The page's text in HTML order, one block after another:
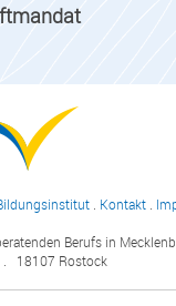
Kontakt
Berufs in
18107 Rostock